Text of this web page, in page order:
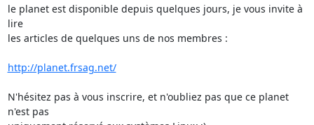
le planet est disponible depuis quelques jours, je vous invite à
lire
les articles de quelques uns de nos membres :
http://planet.frsag.net/
N'hésitez pas à vous inscrire, et n'oubliez pas que ce planet
n'est pas